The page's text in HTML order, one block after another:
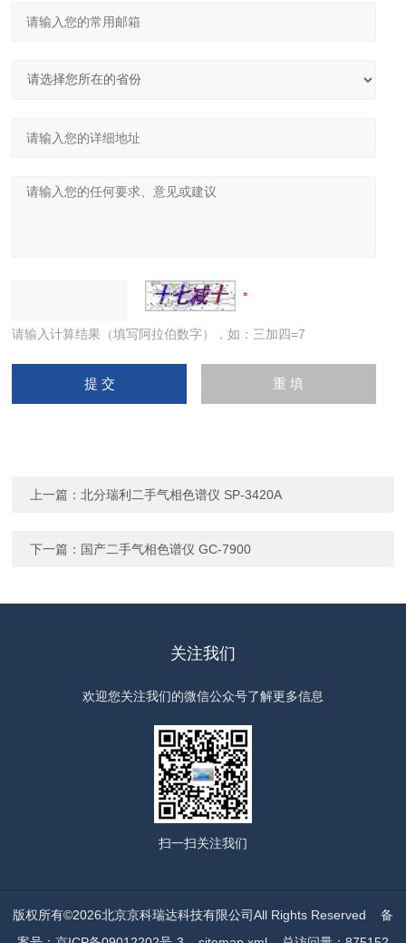
请输入计算结果（填写阿拉伯数字），如：三加四=7
上一篇：北分瑞利二手气相色谱仪 SP-3420A
下一篇： 国产二手气相色谱仪 GC-7900
关注我们
欢迎您关注我们的微信公众号了解更多信息
扫一扫关注我们
版权所有©2026北京京科瑞达科技有限公司All Rights Reserved 备